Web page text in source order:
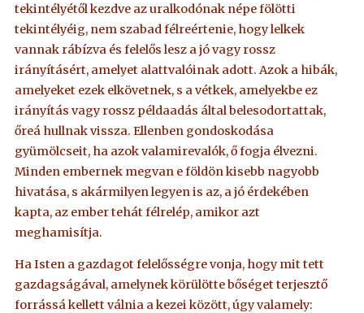
tekintélyétől kezdve az uralkodónak népe fölötti
tekintélyéig, nem szabad félreértenie, hogy lelkek
vannak rábízva és felelős lesz a jó vagy rossz
irányításért, amelyet alattvalóinak adott. Azok a hibák,
amelyeket ezek elkövetnek, s a vétkek, amelyekbe ez
irányítás vagy rossz példaadás által belesodortattak,
őreá hullnak vissza. Ellenben gondoskodása
gyümölcseit, ha azok valamirevalók, ő fogja élvezni.
Minden embernek megvan e földön kisebb nagyobb
hivatása, s akármilyen legyen is az, a jó érdekében
kapta, az ember tehát félrelép, amikor azt
meghamisítja.
Ha Isten a gazdagot felelősségre vonja, hogy mit tett
gazdagságával, amelynek körülötte bőséget terjesztő
forrássá kellett válnia a kezei között, úgy valamely: